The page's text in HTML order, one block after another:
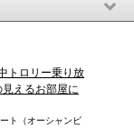
トロリー乗り放
えるお部屋に
ト（オーシャンビ